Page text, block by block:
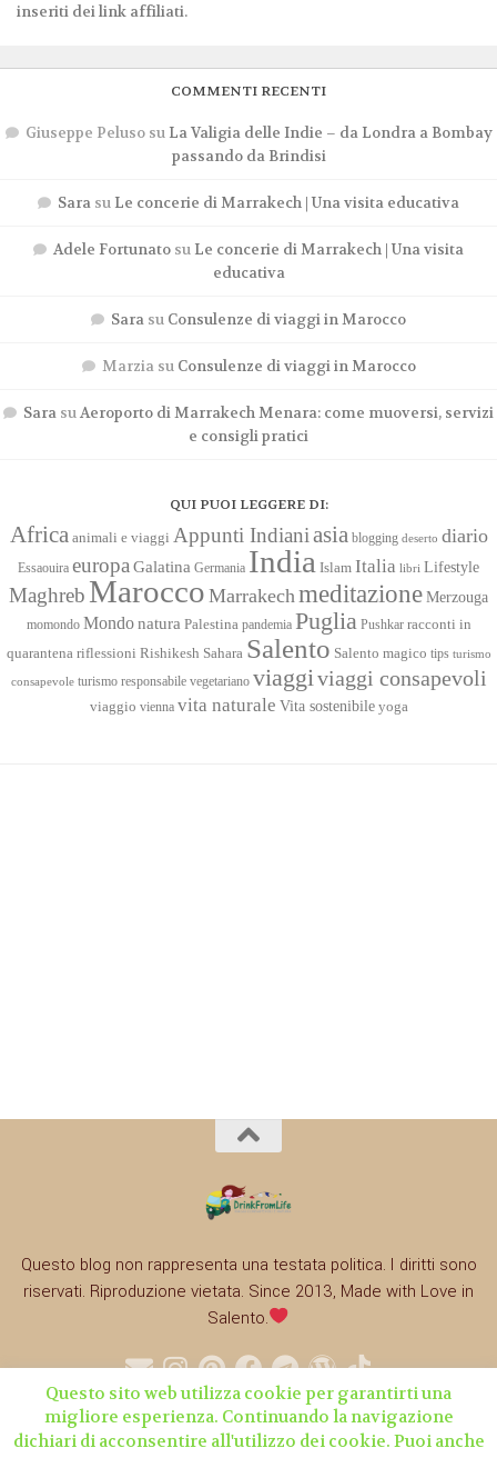
inseriti dei link affiliati.
COMMENTI RECENTI
Giuseppe Pelusosu La Valigia delle Indie – da Londra a Bombay
passando da Brindisi
Sara su Le concerie di Marrakech | Una visita educativa
Adele Fortunato su Le concerie di Marrakech | Una visita
educativa
Sara su Consulenze di viaggi in Marocco
Marziasu Consulenze di viaggi in Marocco
Sara suAeroporto di Marrakech Menara: come muoversi, servizi
e consigli pratici
QUI PUOI LEGGERE DI:
Africa animali e viaggi Appunti Indianiasia blogging deserto diario
Essaouira europa Galatina Germania India Islam Italia libri Lifestyle
Maghreb Marocco Marrakech meditazioneMerzouga
momondo Mondo natura Palestina pandemia Puglia Pushkar racconti in
quarantena riflessioni Rishikesh Sahara Salento Salento magico tips turismo
consapevole turismo responsabile vegetariano viaggi viaggi consapevoli
viaggio vienna vita naturale Vita sostenibile yoga
Questo blog non rappresenta una testata politica. I diritti sono
riservati. Riproduzione vietata. Since 2013, Made with Love in
Salento.
Questo sito web utilizza cookie per garantirti una
migliore esperienza. Continuando la navigazione
dichiari di acconsentire all'utilizzo dei cookie. Puoi anche